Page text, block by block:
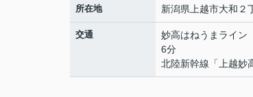
所在地 新潟県 上越市大和 ２
交通 妙高はねうまライン
6分
北陸新幹線 「 上越妙